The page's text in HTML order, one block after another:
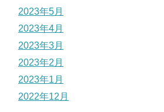
2023年5月
2023年4月
2023年3月
2023年2月
2023年1月
2022年12月